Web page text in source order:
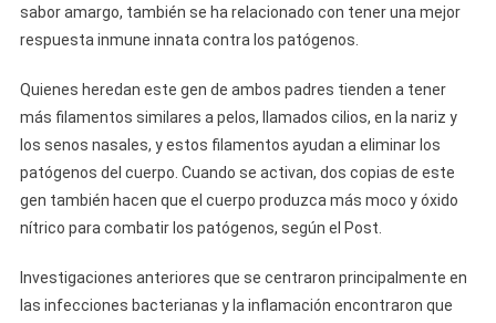
sabor amargo, también se ha relacionado con tener una mejor
respuesta inmune innata contra los patógenos.
Quienes heredan este gen de ambos padres tienden a tener
más filamentos similares a pelos, llamados cilios, en la nariz y
los senos nasales, y estos filamentos ayudan a eliminar los
patógenos del cuerpo. Cuando se activan, dos copias de este
gen también hacen que el cuerpo produzca más moco y óxido
nítrico para combatir los patógenos, según el Post.
Investigaciones anteriores que se centraron principalmente en
las infecciones bacterianas y la inflamación encontraron que